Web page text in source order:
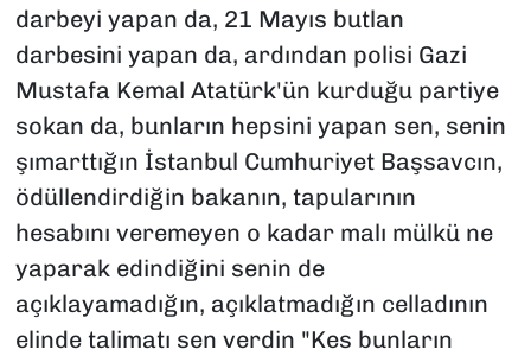
darbeyi yapan da, 21 Mayıs butlan
darbesini yapan da, ardından polisi Gazi
Mustafa Kemal Atatürk'ün kurduğu partiye
sokan da, bunların hepsini yapan sen, senin
şımarttığın İstanbul Cumhuriyet Başsavcın,
ödüllendirdiğin bakanın, tapularının
hesabını veremeyen o kadar malı mülkü ne
yaparak edindiğini senin de
açıklayamadığın, açıklatmadığın celladının
elinde talimatı sen verdin "Kes bunların